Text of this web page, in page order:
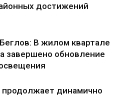
достижений
В жилом квартале
завершено обновление
динамично